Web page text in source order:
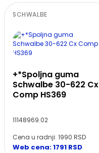
SCHWALBE
+*Spoljna guma
Schwalbe 30-622 Cx
Comp HS369
11148969.02
Cena u radnji: 1990 RSD
Web cena: 1791 RSD